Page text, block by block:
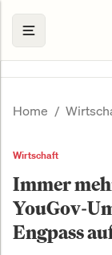
Home
Wirtschaft
Immer
YouGov-
Engpass